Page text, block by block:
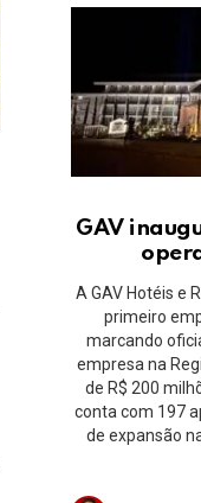
GAV
A GAV Hotéis e
primeiro
marcando
empresa na
de R$ 200
conta com 197
de expansão